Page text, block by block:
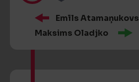
Emīls Atamaņukovs
Maksims Oladjko